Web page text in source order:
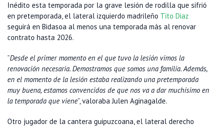
Inédito esta temporada por la grave lesión de rodilla que sifrió
en pretemporada, el lateral izquierdo madrileño Tito Diaz
seguirá en Bidasoa al menos una temporada más al renovar
contrato hasta 2026.
”Desde el primer momento en el que tuvo la lesión vimos la
renovación necesaria. Demostramos que somos una familia. Además,
en el momento de la lesión estaba realizando una pretemporada
muy buena, estamos convencidos de que nos va a dar muchísimo en
la temporada que viene”, valoraba Julen Aginagalde.
Otro jugador de la cantera guipuzcoana, el lateral derecho